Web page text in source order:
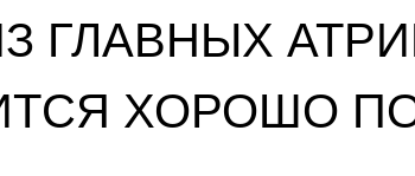
ГЛАВНЫХ
ХОРОШО